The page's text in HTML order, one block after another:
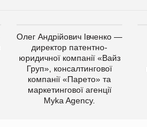
Олег Андрійович Івченко —
директор патентно-
юридичної компанії «Вайз
Груп», консалтингової
компанії «Парето» та
маркетингової агенції
Myka Agency.